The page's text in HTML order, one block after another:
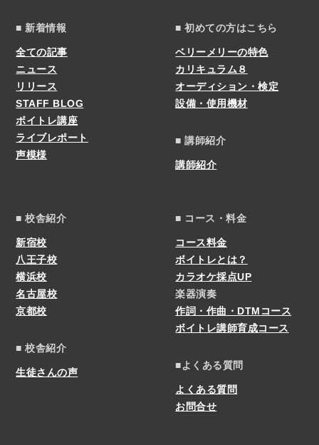
■ 新着情報
全ての記事
ニュース
リリース
STAFF BLOG
ボイトレ講座
ライブレポート
声模様
■ 初めての方はこちら
ベリーメリーの特色
カリキュラム８
オーディション・検定
設備・使用機材
■ 講師紹介
講師紹介
■ 校舎紹介
新宿校
八王子校
横浜校
名古屋校
京都校
■ 校舎紹介
生徒さんの声
■ コース・料金
コース料金
ボイトレとは？
カラオケ採点UP
楽器演奏
作詞・作曲・DTMコース
ボイトレ講師育成コース
■よくある質問
よくある質問
お問合せ